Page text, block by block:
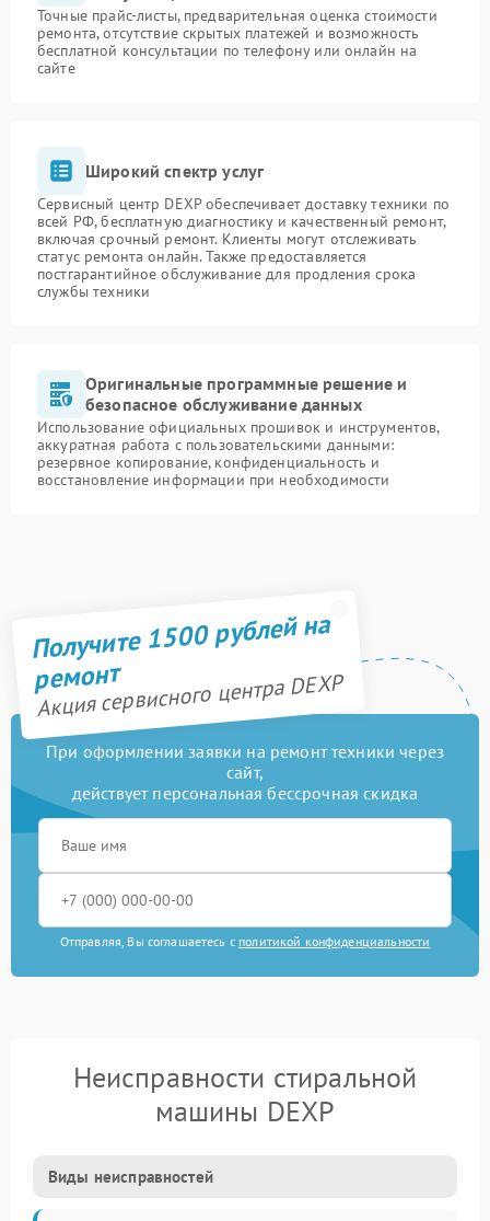
Точные прайс-листы, предварительная оценка стоимости
ремонта, отсутствие скрытых платежей и возможность
бесплатной консультации по телефону или онлайн на
сайте
Широкий спектр услуг
Сервисный центр DEXP обеспечивает доставку техники по
всей РФ, бесплатную диагностику и качественный ремонт,
включая срочный ремонт. Клиенты могут отслеживать
статус ремонта онлайн. Также предоставляется
постгарантийное обслуживание для продления срока
службы техники
Оригинальные программные решение и
безопасное обслуживание данных
Использование официальных прошивок и инструментов,
аккуратная работа с пользовательскими данными:
резервное копирование, конфиденциальность и
восстановление информации при необходимости
Получите 1500 рублей на
ремонт
Акция сервисного центра DEXP
При оформлении заявки на ремонт техники через
сайт,
действует персональная бессрочная скидка
Отправляя, Вы соглашаетесь с политикой конфиденциальности
Неисправности стиральной
машины DEXP
Виды неисправностей